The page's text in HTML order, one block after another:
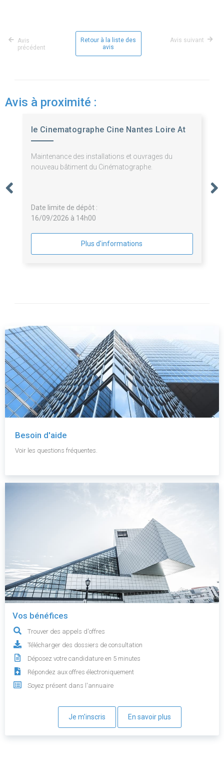
Avis
précédent
Retour à la liste des
avis
Avis suivant
Avis à proximité :
le Cinematographe Cine Nantes Loire At
Maintenance des installations et ouvrages du
nouveau bâtiment du Cinématographe.
Date limite de dépôt :
16/09/2026 à 14h00
Plus d'informations
Besoin d'aide
Voir les questions fréquentes.
Vos bénéfices
Trouver des appels d'offres
Télécharger des dossiers de consultation
Déposez votre candidature en 5 minutes
Répondez aux offres électroniquement
Soyez présent dans l'annuaire
Je m'inscris En savoir plus